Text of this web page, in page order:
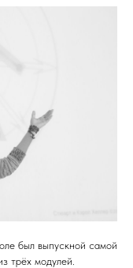
был выпускной самой
трёх модулей.